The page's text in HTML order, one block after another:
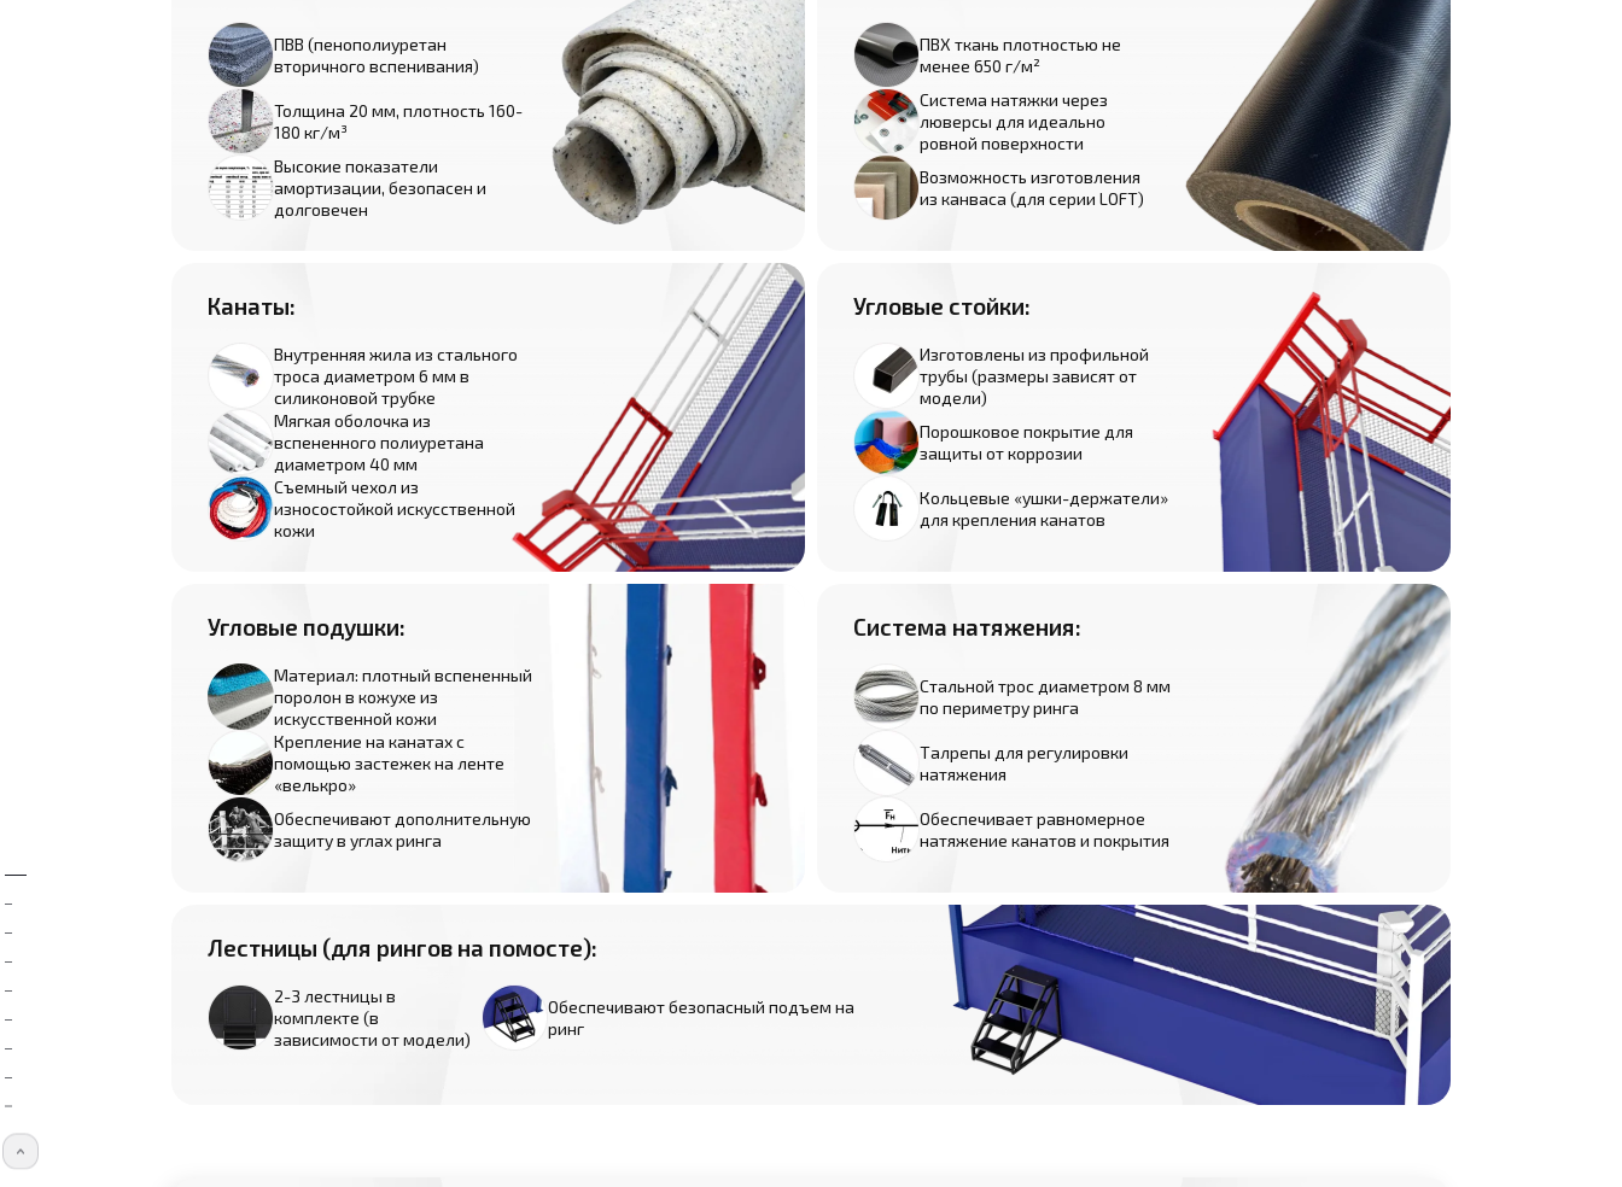
ПВВ (пенополиуретан
вторичного вспенивания)
Толщина 20 мм, плотность 160-
180 кг/м³
Высокие показатели
амортизации, безопасен и
долговечен
ПВХ ткань плотностью не
менее 650 г/м²
Система натяжки через
люверсы для идеально
ровной поверхности
Возможность изготовления
из канваса (для серии LOFT)
Канаты:
Внутренняя жила из стального
троса диаметром 6 мм в
силиконовой трубке
Мягкая оболочка из
вспененного полиуретана
диаметром 40 мм
Съемный чехол из
износостойкой искусственной
кожи
Угловые стойки:
Изготовлены из профильной
трубы (размеры зависят от
модели)
Порошковое покрытие для
защиты от коррозии
Кольцевые «ушки-держатели»
для крепления канатов
Угловые подушки:
Материал: плотный вспененный
поролон в кожухе из
искусственной кожи
Крепление на канатах с
помощью застежек на ленте
«велькро»
Обеспечивают дополнительную
защиту в углах ринга
Система натяжения:
Стальной трос диаметром 8 мм
по периметру ринга
Талрепы для регулировки
натяжения
Обеспечивает равномерное
натяжение канатов и покрытия
Лестницы (для рингов на помосте):
2-3 лестницы в
комплекте (в
зависимости от модели)
Обеспечивают безопасный подъем на
ринг